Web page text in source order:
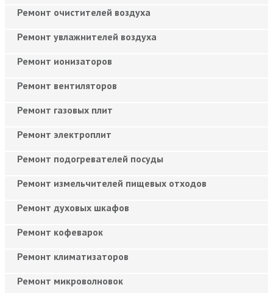
Ремонт очистителей воздуха
Ремонт увлажнителей воздуха
Ремонт ионизаторов
Ремонт вентиляторов
Ремонт газовых плит
Ремонт электроплит
Ремонт подогревателей посуды
Ремонт измельчителей пищевых отходов
Ремонт духовых шкафов
Ремонт кофеварок
Ремонт климатизаторов
Ремонт микроволновок